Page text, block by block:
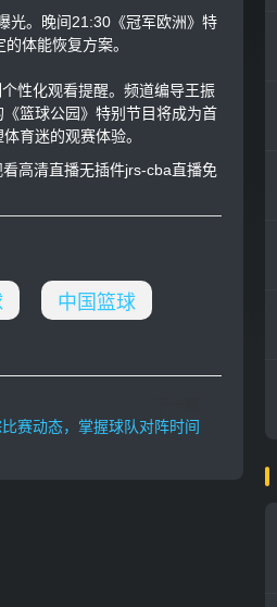
光。晚间21:30《冠军欧洲》特
体能恢复方案。
性化观看提醒。频道编导王振
篮球公园》特别节目将成为首
育迷的观赛体验。
高清直播无插件jrs-cba直播免
中国篮球
赛动态，掌握球队对阵时间